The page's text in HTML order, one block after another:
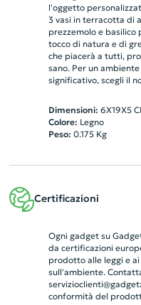
l'oggetto
3 vasi in terracotta di
prezzemolo e basilico
tocco di natura e di
che piacerà a tutti,
sano. Per un
significativo, scegli il
Dimensioni: 6X19X5
Colore: Legno
Peso: 0.175Kg
Certificazioni
Ogni gadget su
da certificazioni
prodotto alle leggi e
sull'ambiente.
conformità del